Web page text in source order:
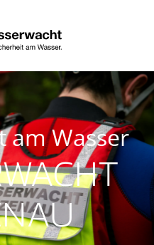
am Wasser